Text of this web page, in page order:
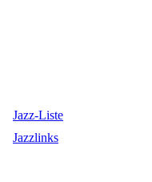
Jazz-Liste
Jazzlinks